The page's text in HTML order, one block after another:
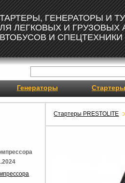
ГЕНЕРАТОРЫ И
ЛЕГКОВЫХ И ГРУЗОВЫХ
И СПЕЦТЕХНИКИ
Генераторы Стартеры
Стартеры PRESTOLITE